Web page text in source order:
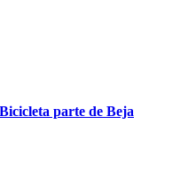
parte de Beja